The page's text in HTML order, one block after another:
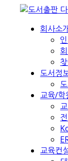
회사소
도서정
교육/학
교육컨